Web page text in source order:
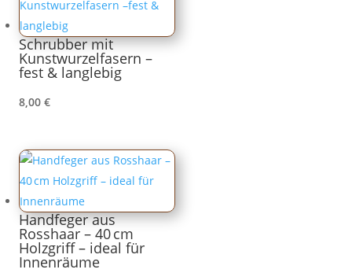
Schrubber mit
Kunstwurzelfasern –
fest & langlebig
8,00 €
Handfeger aus
Rosshaar – 40 cm
Holzgriff – ideal für
Innenräume